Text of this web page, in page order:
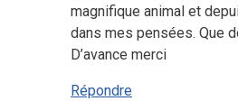
magnifique animal et
dans mes pensées. Que
D’avance merci
Répondre